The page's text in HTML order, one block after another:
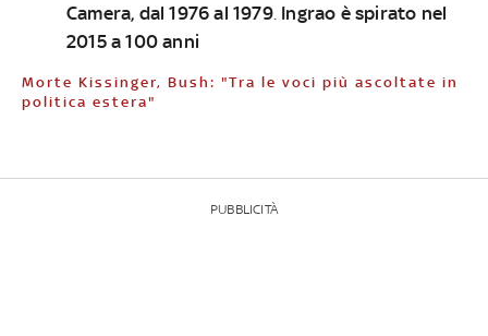
Camera, dal 1976 al 1979. Ingrao è spirato nel
2015 a 100 anni
Morte Kissinger, Bush: "Tra le voci più ascoltate in
politica estera"
PUBBLICITÀ